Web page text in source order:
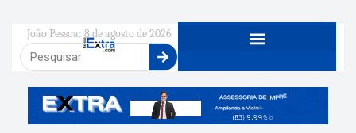
João Pessoa: 8 de agosto de 2026